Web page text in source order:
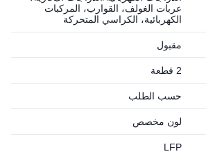
عربات الغولف، القوارب، المركبات
الكهربائية، الكراسي المتحركة
مقبول
2 قطعة
حسب الطلب
لون مخصص
LFP